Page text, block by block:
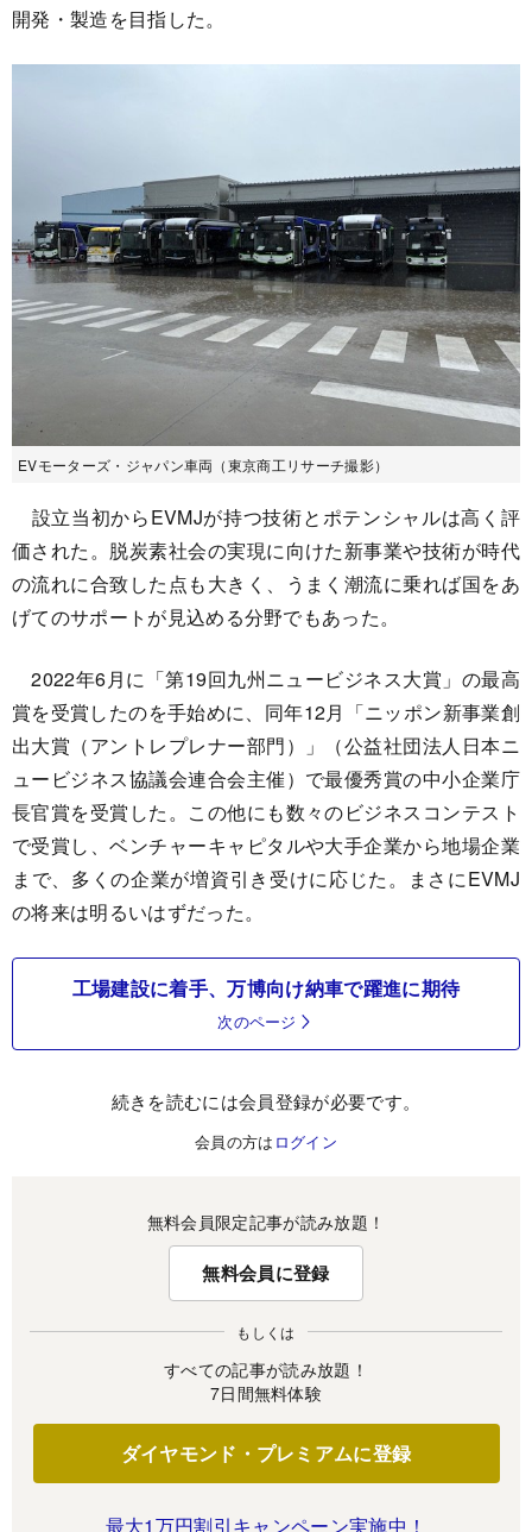
開発・製造を目指した。
EVモーターズ・ジャパン車両（東京商工リサーチ撮影）
設立当初からEVMJが持つ技術とポテンシャルは高く評
価された。脱炭素社会の実現に向けた新事業や技術が時代
の流れに合致した点も大きく、うまく潮流に乗れば国をあ
げてのサポートが見込める分野でもあった。
2022年6月に「第19回九州ニュービジネス大賞」の最高
賞を受賞したのを手始めに、同年12月「ニッポン新事業創
出大賞（アントレプレナー部門）」（公益社団法人日本ニ
ュービジネス協議会連合会主催）で最優秀賞の中小企業庁
長官賞を受賞した。この他にも数々のビジネスコンテスト
で受賞し、ベンチャーキャピタルや大手企業から地場企業
まで、多くの企業が増資引き受けに応じた。まさにEVMJ
の将来は明るいはずだった。
工場建設に着手、万博向け納車で躍進に期待
次のページ
続きを読むには会員登録が必要です。
会員の方は ログイン
無料会員限定記事が読み放題！
無料会員に登録
もしくは
すべての記事が読み放題！
7日間無料体験
ダイヤモンド・プレミアムに登録
最大1万円割引キャンペーン実施中！